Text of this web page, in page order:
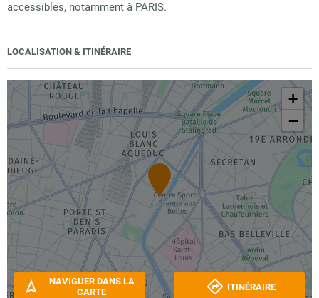
accessibles, notamment à PARIS.
LOCALISATION & ITINÉRAIRE
+
−
NAVIGUER DANS LA
CARTE
ITINÉRAIRE